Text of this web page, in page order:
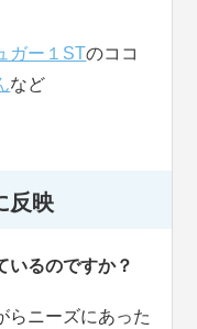
ガー１STのココ
など
反映
るのですか？
らニーズにあった